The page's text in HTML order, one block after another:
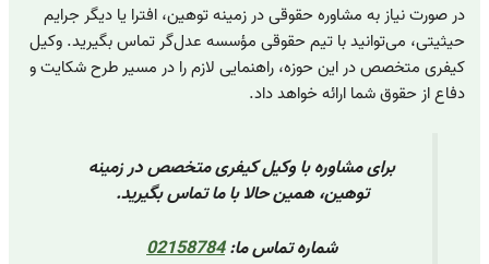
در صورت نیاز به مشاوره حقوقی در زمینه توهین، افترا یا دیگر جرایم
حیثیتی، می‌توانید با تیم حقوقی مؤسسه عدل‌گر تماس بگیرید. وکیل
کیفری متخصص در این حوزه، راهنمایی لازم را در مسیر طرح شکایت و
دفاع از حقوق شما ارائه خواهد داد.
برای مشاوره با وکیل کیفری متخصص در زمینه
توهین، همین حالا با ما تماس بگیرید.
شماره تماس ما:02158784